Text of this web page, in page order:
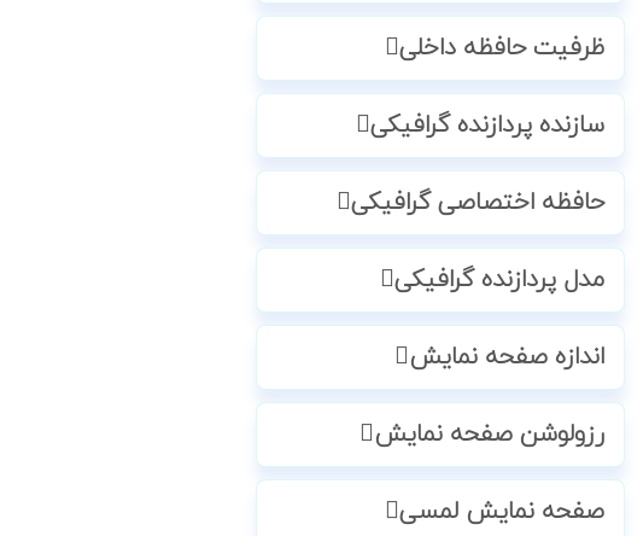
ظرفیت حافظه داخلی
سازنده پردازنده گرافیکی
حافظه اختصاصی گرافیکی
مدل پردازنده گرافیکی
اندازه صفحه نمایش
رزولوشن صفحه نمایش
صفحه نمایش لمسی